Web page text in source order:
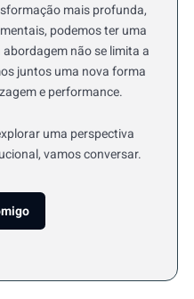
mais profunda,
podemos ter uma
não se limita a
juntos uma nova forma
e performance.
uma perspectiva
vamos conversar.